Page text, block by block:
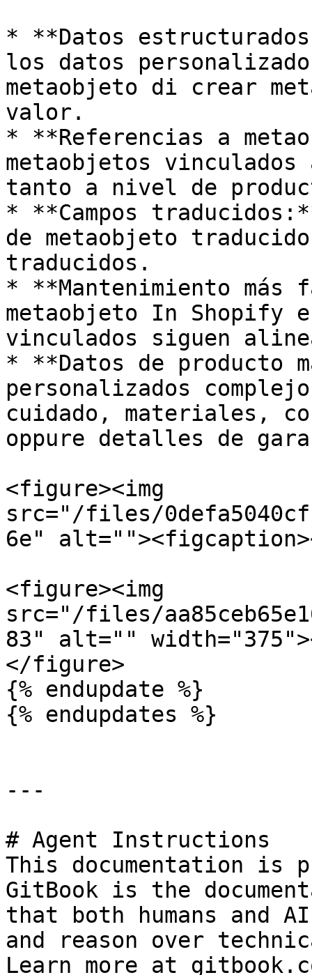
* **Datos
los datos
metaobjeto di crear
valor.
* **Referencias a
metaobjetos
tanto a nivel de
* **Campos
de metaobjeto
traducidos.
* **Mantenimiento
metaobjeto In
vinculados siguen
* **Datos de producto
personalizados
cuidado, materiales,
oppure detalles de
<figure><img
src="/files/
6e"
<figure><img
src="/files/
83" alt=""
</figure>
{% endupdate %}
{% endupdates %}
---
# Agent Instructions
This documentation is
GitBook is the
that both humans and
and reason over
Learn more at